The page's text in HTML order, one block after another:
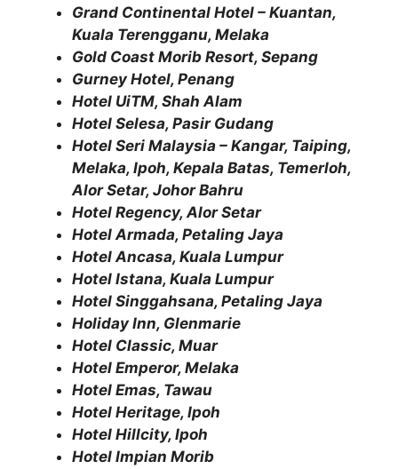
Grand Continental Hotel – Kuantan,
Kuala Terengganu, Melaka
Gold Coast Morib Resort, Sepang
Gurney Hotel, Penang
Hotel UiTM, Shah Alam
Hotel Selesa, Pasir Gudang
Hotel Seri Malaysia – Kangar, Taiping,
Melaka, Ipoh, Kepala Batas, Temerloh,
Alor Setar, Johor Bahru
Hotel Regency, Alor Setar
Hotel Armada, Petaling Jaya
Hotel Ancasa, Kuala Lumpur
Hotel Istana, Kuala Lumpur
Hotel Singgahsana, Petaling Jaya
Holiday Inn, Glenmarie
Hotel Classic, Muar
Hotel Emperor, Melaka
Hotel Emas, Tawau
Hotel Heritage, Ipoh
Hotel Hillcity, Ipoh
Hotel Impian Morib